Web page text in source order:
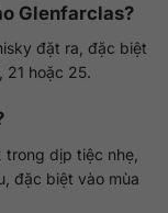
Glenfarclas?
đặt ra, đặc biệt
21 hoặc 25.
trong dịp tiệc nhẹ,
đặc biệt vào mùa